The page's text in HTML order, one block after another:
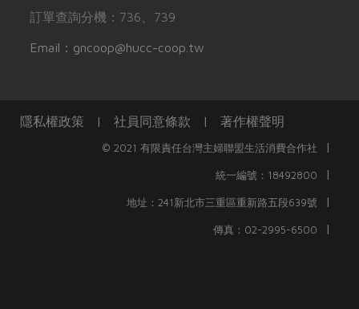
訂單查詢分機：736、739
Email：gncoop@hucc-coop.tw
隱私權政策 | 社員同意條款 | 著作權聲明
© 2021 有限責任台灣主婦聯盟生活消費合作社 |
統一編號：18492800 |
地址：241新北市三重區重新路五段639號 |
傳真：02-2995-6500 |